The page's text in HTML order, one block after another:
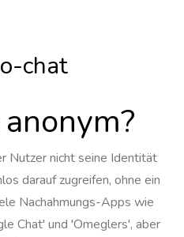
chat
Nutzer nicht seine Identität
darauf zugreifen, ohne ein
Nachahmungs-Apps wie
Chat' und 'Omeglers', aber